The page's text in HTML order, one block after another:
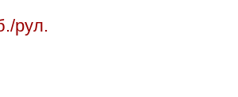
рул.